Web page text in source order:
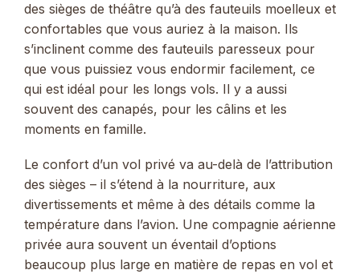
des sièges de théâtre qu’à des fauteuils moelleux et
confortables que vous auriez à la maison. Ils
s’inclinent comme des fauteuils paresseux pour
que vous puissiez vous endormir facilement, ce
qui est idéal pour les longs vols. Il y a aussi
souvent des canapés, pour les câlins et les
moments en famille.
Le confort d’un vol privé va au-delà de l’attribution
des sièges – il s’étend à la nourriture, aux
divertissements et même à des détails comme la
température dans l’avion. Une compagnie aérienne
privée aura souvent un éventail d’options
beaucoup plus large en matière de repas en vol et